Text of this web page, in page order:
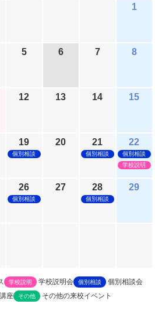
1
5 6 7 8
12 13 14 15
19
個別相談
20 21
個別相談
22
個別相談
学校説明
26
個別相談
27 28
個別相談
29
学校説明 学校説明会 個別相談 個別相談会
座 その他 その他の来校イベント